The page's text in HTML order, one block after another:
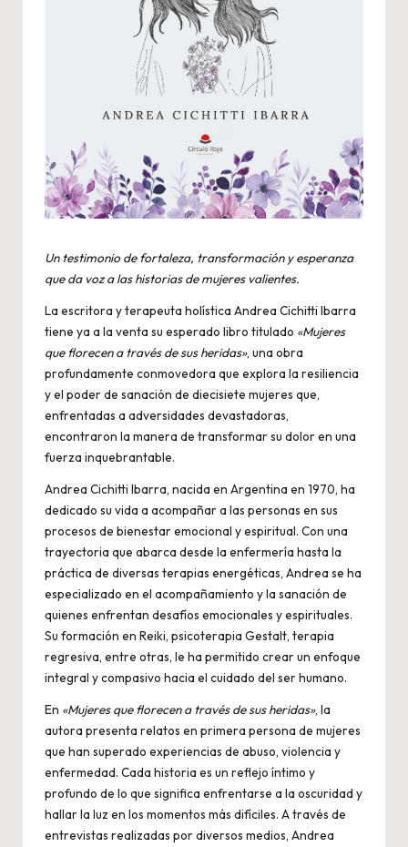
Un testimonio de fortaleza, transformación y esperanza
que da voz a las historias de mujeres valientes.
La escritora y terapeuta holística Andrea Cichitti Ibarra
tiene ya a la venta su esperado libro titulado «Mujeres
que florecen a través de sus heridas», una obra
profundamente conmovedora que explora la resiliencia
y el poder de sanación de diecisiete mujeres que,
enfrentadas a adversidades devastadoras,
encontraron la manera de transformar su dolor en una
fuerza inquebrantable.
Andrea Cichitti Ibarra, nacida en Argentina en 1970, ha
dedicado su vida a acompañar a las personas en sus
procesos de bienestar emocional y espiritual. Con una
trayectoria que abarca desde la enfermería hasta la
práctica de diversas terapias energéticas, Andrea se ha
especializado en el acompañamiento y la sanación de
quienes enfrentan desafíos emocionales y espirituales.
Su formación en Reiki, psicoterapia Gestalt, terapia
regresiva, entre otras, le ha permitido crear un enfoque
integral y compasivo hacia el cuidado del ser humano.
En «Mujeres que florecen a través de sus heridas», la
autora presenta relatos en primera persona de mujeres
que han superado experiencias de abuso, violencia y
enfermedad. Cada historia es un reflejo íntimo y
profundo de lo que significa enfrentarse a la oscuridad y
hallar la luz en los momentos más difíciles. A través de
entrevistas realizadas por diversos medios, Andrea